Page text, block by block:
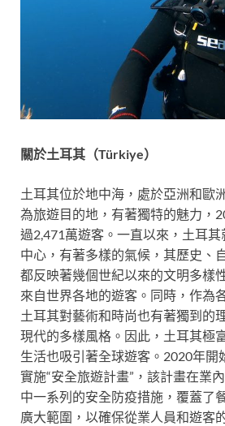
關於土耳其 （Türkiye）
土耳其位於地中海，處於亞洲和歐
為旅遊目的地，有著獨特的魅力，
過2,471萬遊客。一直以來，土耳
中心，有著多樣的氣候，其歷史、
都反映著幾個世紀以來的文明多樣
來自世界各地的遊客。同時，作為
土耳其對藝術和時尚也有著獨到的
現代的多樣風格。因此，土耳其極
生活也吸引著全球遊客。2020年開
實施“安全旅遊計畫”，該計畫在業
中一系列的安全防疫措施，覆蓋了
廣大範圍，以確保從業人員和遊客